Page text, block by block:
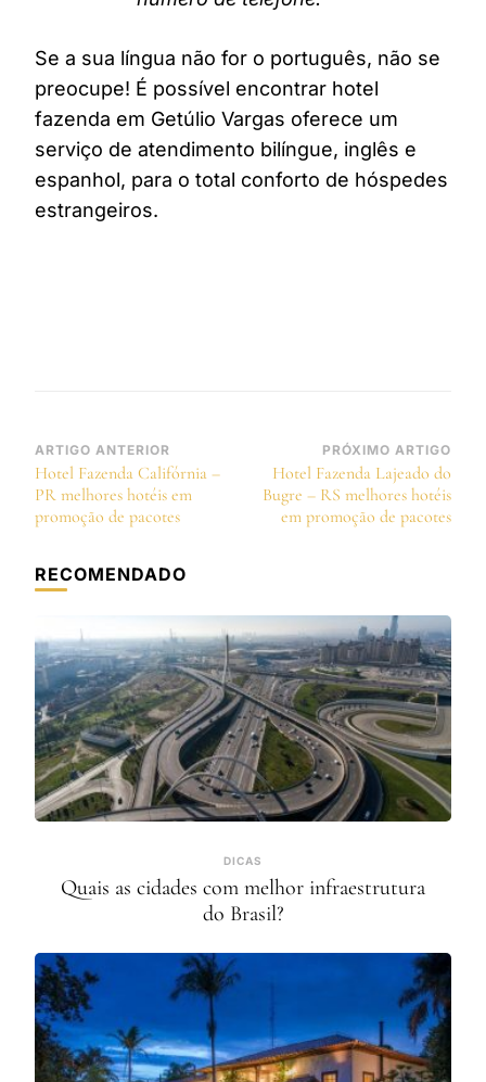
Se a sua língua não for o português, não se
preocupe! É possível encontrar hotel
fazenda em Getúlio Vargas oferece um
serviço de atendimento bilíngue, inglês e
espanhol, para o total conforto de hóspedes
estrangeiros.
Navegação
de
post
ARTIGO ANTERIOR
Hotel Fazenda Califórnia –
PR melhores hotéis em
promoção de pacotes
PRÓXIMO ARTIGO
Hotel Fazenda Lajeado do
Bugre – RS melhores hotéis
em promoção de pacotes
RECOMENDADO
DICAS
Quais as cidades com melhor infraestrutura
do Brasil?